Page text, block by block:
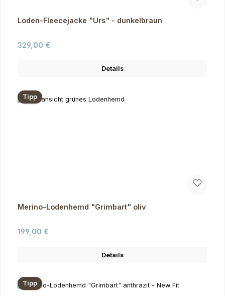
Loden-Fleecejacke "Urs" - dunkelbraun
Regulärer Preis:
329,00 €
Details
Tipp
Merino-Lodenhemd "Grimbart" oliv
Regulärer Preis:
199,00 €
Details
Tipp